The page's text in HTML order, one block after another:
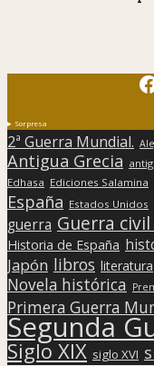
Sorpresa
2ª Guerra Mundial.
Antigua Grecia
Edhasa Ediciones Salamina
España Estados Unidos
guerra Guerra
Historia de España
Japón libros literatura
Novela histórica
Primera Guerra
Segunda
Siglo XIX siglo XVI